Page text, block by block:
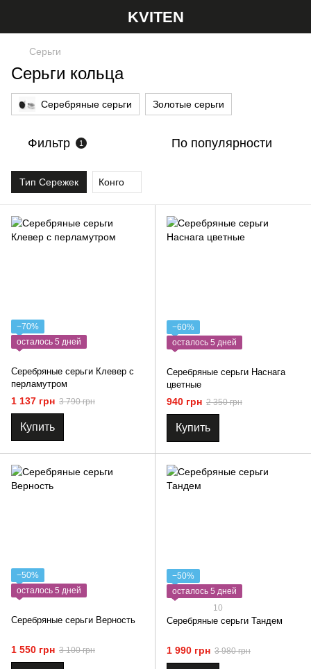
KVITEN
Серьги
Серьги кольца
Серебряные серьги Золотые серьги
Фильтр 1 По популярности
Тип Сережек Конго
−70%
осталось 5 дней
Серебряные серьги Клевер с
перламутром
1 137 грн 3 790 грн
Купить
−60%
осталось 5 дней
Серебряные серьги Наснага
цветные
940 грн 2 350 грн
Купить
−50%
осталось 5 дней
Серебряные серьги Верность
1 550 грн 3 100 грн
−50%
осталось 5 дней
10
Серебряные серьги Тандем
1 990 грн 3 980 грн